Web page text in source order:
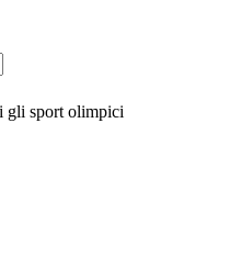
gli sport olimpici